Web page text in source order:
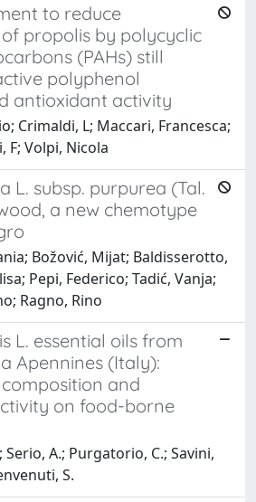
to reduce
propolis by polycyclic
(PAHs) still
polyphenol
antioxidant activity
Crimaldi, L; Maccari, Francesca;
F; Volpi, Nicola
L. subsp. purpurea (Tal.
a new chemotype
Božović, Mijat; Baldisserotto,
Pepi, Federico; Tadić, Vanja;
Ragno, Rino
L. essential oils from
Apennines (Italy):
and
on food-borne
Serio, A.; Purgatorio, C.; Savini,
S.